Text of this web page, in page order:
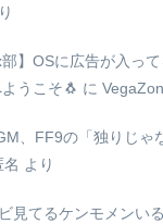
部】OSに広告が入っ
うこそ🐧 に
、FF9の「独りじゃ
名 より
見てるケンモメンい